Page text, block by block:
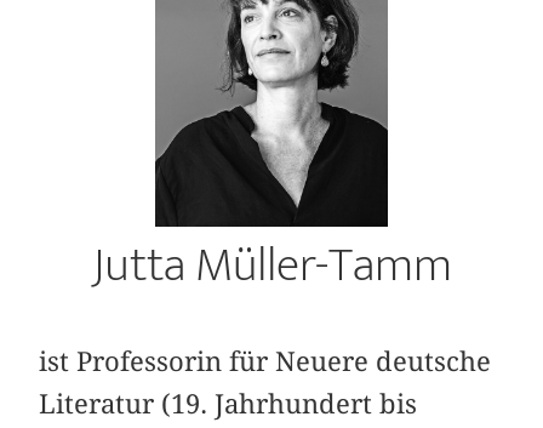
Jutta Müller-Tamm
ist Professorin für Neuere deutsche
Literatur (19. Jahrhundert bis